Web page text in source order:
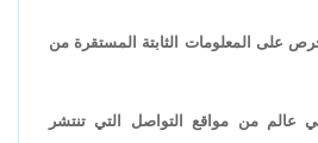
على المعلومات الثابتة المستقرة من
عالم من مواقع التواصل التي تنتشر